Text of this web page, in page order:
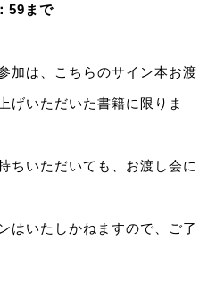
59まで
加は、こちらのサイン本お渡
げいただいた書籍に限りま
ちいただいても、お渡し会に
はいたしかねますので、ご了